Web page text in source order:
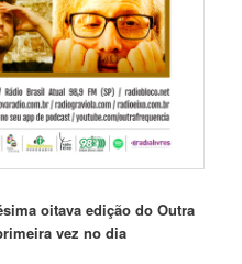
oitava edição do Outra
vez no dia